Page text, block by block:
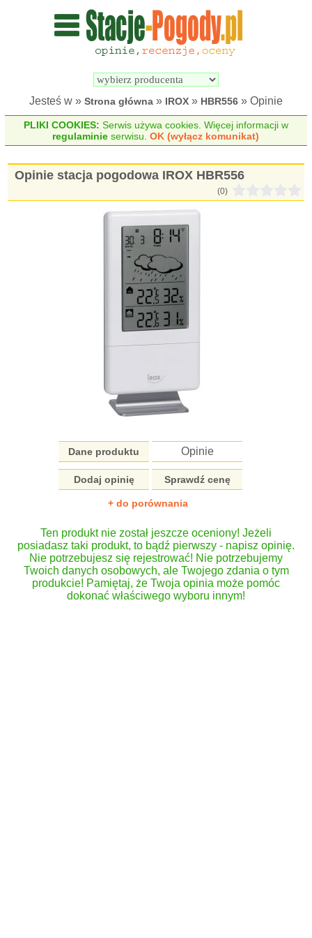
Wyszukiwarka
pogodowych
Jesteś w » Strona główna » IROX » HBR556 » Opinie
PLIKI COOKIES: Serwis używa cookies. Więcej informacji w
regulaminie serwisu.OK (wyłącz komunikat)
Opinie stacja pogodowa IROX HBR556
(0)
Dane produktu Opinie
Dodaj opinię Sprawdź cenę
+ do porównania
Ten produkt nie został jeszcze oceniony! Jeżeli
posiadasz taki produkt, to bądź pierwszy - napisz opinię.
Nie potrzebujesz się rejestrować! Nie potrzebujemy
Twoich danych osobowych, ale Twojego zdania o tym
produkcie! Pamiętaj, że Twoja opinia może pomóc
dokonać właściwego wyboru innym!